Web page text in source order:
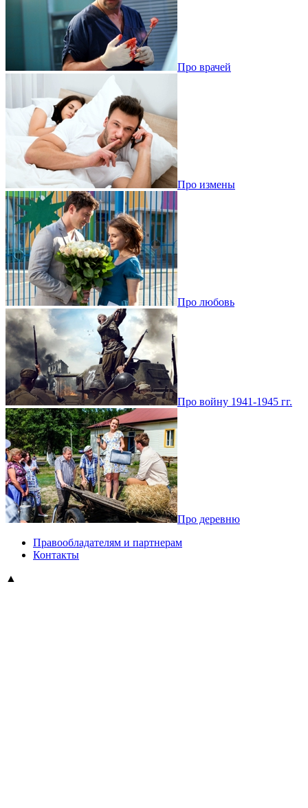
Про врачей
Про измены
Про любовь
Про войну 1941-1945 гг.
Про деревню
Правообладателям и партнерам
Контакты
▲